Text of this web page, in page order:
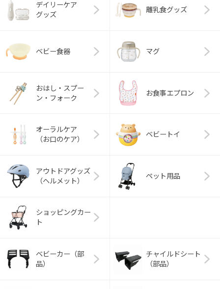
デイリーケア
グッズ
離乳食グッズ
ベビー食器 マグ
おはし・スプー
ン・フォーク
お食事エプロン
オーラルケア
（お口のケア）
ベビートイ
アウトドアグッズ
（ヘルメット）
ペット用品
ショッピングカー
ト
ベビーカー（部
品）
チャイルドシート
（部品）